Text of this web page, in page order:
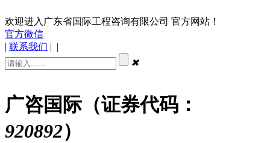
欢迎进入广东省国际工程咨询有限公司 官方网站！
官方微信
| 联系我们 | |
✖
广咨国际（证券代码：
920892）